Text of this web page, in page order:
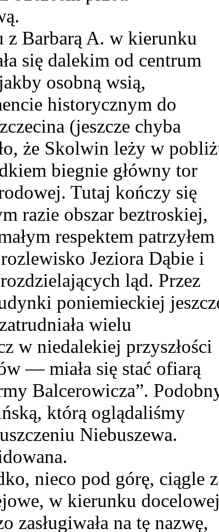
z Barbarą A. w kierunku
się dalekim od centrum
osobną wsią,
historycznym do
(jeszcze chyba
że Skolwin leży w
biegnie główny tor
Tutaj kończy się
razie obszar beztroskiej,
respektem patrzyłem
Jeziora Dąbie i
ląd. Przez
poniemieckiej
wielu
w niedalekiej przyszłości
— miała się stać ofiarą
Balcerowicza”.
którą oglądaliśmy
Niebuszewa.
nieco pod górę, ciągle z
w kierunku
na tę nazwę,